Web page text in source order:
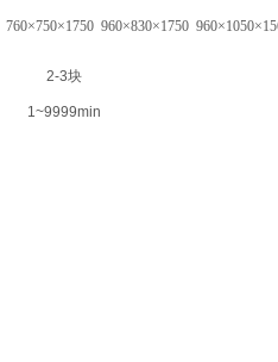
760×750×1750 960×830×1750
2-3块
1~9999min